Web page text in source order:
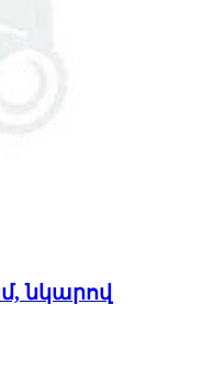
նկարով